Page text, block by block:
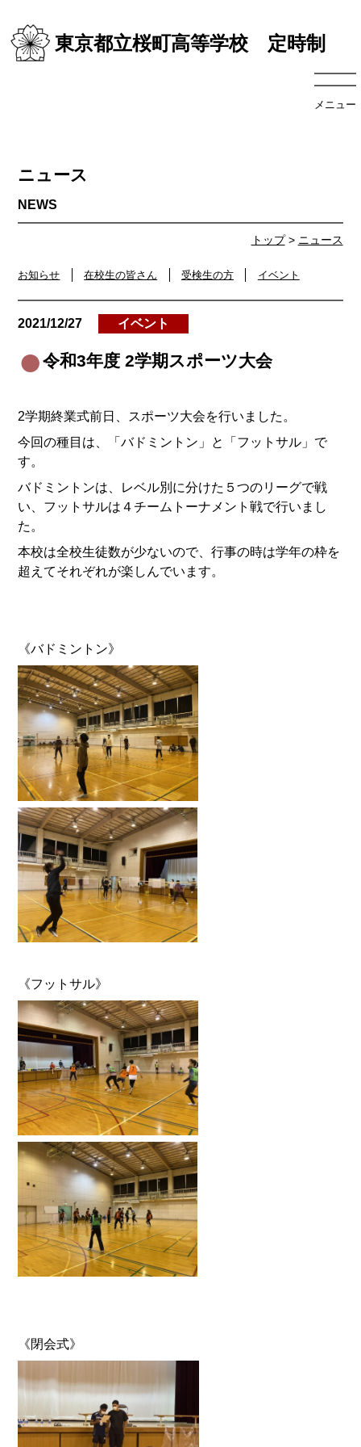
東京都立桜町高等学校 定時制
メニュー
トップ> ニュース
ニュース
お知らせ 在校生の皆さん 受検生の方 イベント
2021/12/27 イベント
令和3年度 2学期スポーツ大会
2学期終業式前日、スポーツ大会を行いました。
今回の種目は、「バドミントン」と「フットサル」で
す。
バドミントンは、レベル別に分けた５つのリーグで戦
い、フットサルは４チームトーナメント戦で行いまし
た。
本校は全校生徒数が少ないので、行事の時は学年の枠を
超えてそれぞれが楽しんでいます。
《バドミントン》
《フットサル》
《閉会式》